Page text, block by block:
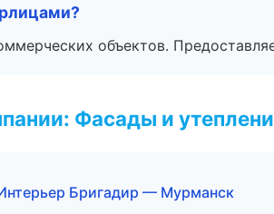
объектов.
Фасады и
Бригадир — Мурманск